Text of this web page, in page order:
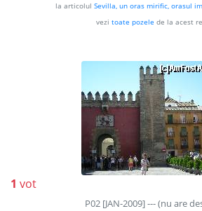
la articolul Sevilla, un oras mirific, orasul
vezi toate pozele de la acest
1 vot
P02 [JAN-2009] --- (nu are